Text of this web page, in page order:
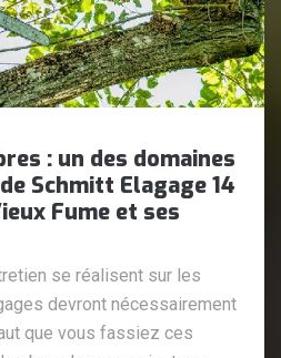
: un des domaines
Schmitt Elagage 14
Fume et ses
se réalisent sur les
devront nécessairement
que vous fassiez ces